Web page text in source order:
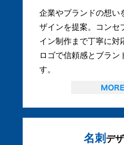
企業やブランドの想い
ザインを提案。コンセ
イン制作まで丁寧に対
ロゴで信頼感とブラン
す。
名刺 デ